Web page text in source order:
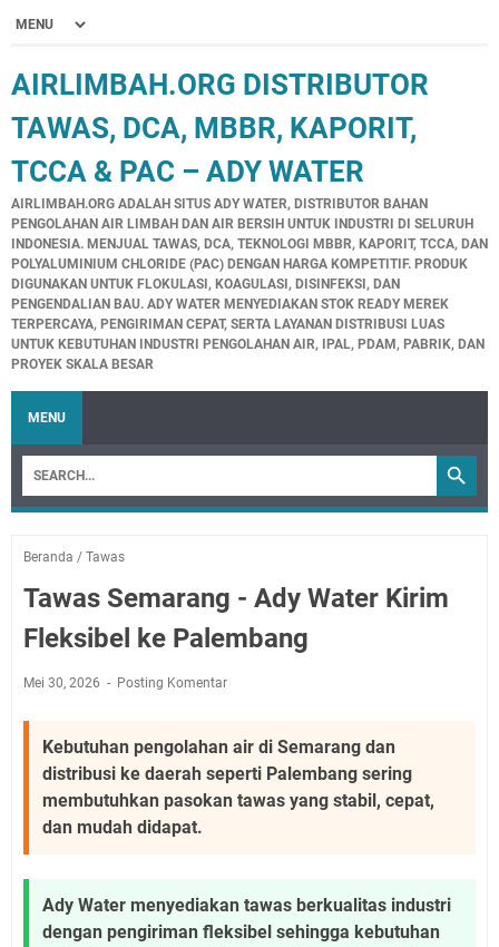
AIRLIMBAH.ORG DISTRIBUTOR
TAWAS, DCA, MBBR, KAPORIT,
TCCA & PAC – ADY WATER
AIRLIMBAH.ORG ADALAH SITUS ADY WATER, DISTRIBUTOR BAHAN
PENGOLAHAN AIR LIMBAH DAN AIR BERSIH UNTUK INDUSTRI DI SELURUH
INDONESIA. MENJUAL TAWAS, DCA, TEKNOLOGI MBBR, KAPORIT, TCCA, DAN
POLYALUMINIUM CHLORIDE (PAC) DENGAN HARGA KOMPETITIF. PRODUK
DIGUNAKAN UNTUK FLOKULASI, KOAGULASI, DISINFEKSI, DAN
PENGENDALIAN BAU. ADY WATER MENYEDIAKAN STOK READY MEREK
TERPERCAYA, PENGIRIMAN CEPAT, SERTA LAYANAN DISTRIBUSI LUAS
UNTUK KEBUTUHAN INDUSTRI PENGOLAHAN AIR, IPAL, PDAM, PABRIK, DAN
PROYEK SKALA BESAR
MENU
Beranda / Tawas
Tawas Semarang - Ady Water Kirim
Fleksibel ke Palembang
Mei 30, 2026 Posting Komentar
Kebutuhan pengolahan air di Semarang dan
distribusi ke daerah seperti Palembang sering
membutuhkan pasokan tawas yang stabil, cepat,
dan mudah didapat.
Ady Water menyediakan tawas berkualitas industri
dengan pengiriman fleksibel sehingga kebutuhan